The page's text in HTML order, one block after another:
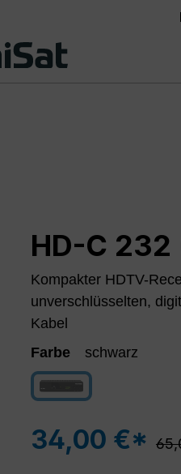
HD-C 232
Kompakter HDTV-
unverschlüsselten,
Kabel
Farbe
schwarz
schwarz
(Diese Option ist
34,00 €*